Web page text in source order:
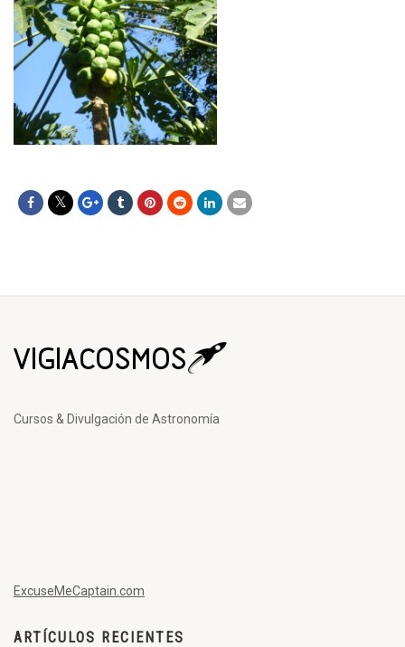
Cursos & Divulgación de Astronomía
ExcuseMeCaptain.com
ARTÍCULOS RECIENTES